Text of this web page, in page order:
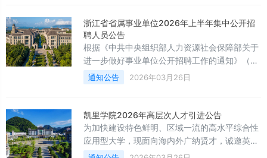
性招揽高精尖人才“一事一议”支持全职引进“两
院”院士、顶尖专家人才，全职引进带重大科技
成果的院士、带颠覆性前沿技术的顶尖专家及工
业应用型领军人才，最高可享受1亿元综合资
助。对全职引进从事STE
浙江省省属事业单位2026年上半年集中公开招
聘人员公告
根据《中共中央组织部人力资源社会保障部关于
进一步做好事业单位公开招聘工作的通知》（人
社部发〔2024〕57号）和《浙江省事业单位公
开招聘人员暂行办法》（浙人才〔2007〕184
人力资源和社会保障厅决定集中发布2026年上
半年省属事业单位（含部分部属驻浙事业单位，
下同）岗位公开招聘信息并提供公共科目考试服
务。现将有关事
通知公告 2026年03月26日
凯里学院2026年高层次人才引进公告
为加快建设特色鲜明、区域一流的高水平综合性
应用型大学，现面向海内外广纳贤才，诚邀英才
加盟共谱新篇。根据《事业单位公开招聘人员暂